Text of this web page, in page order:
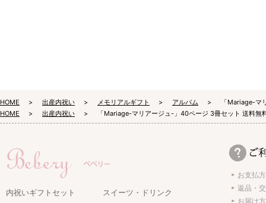
HOME 出産内祝い メモリアルギフト アルバム
「Mariage-マ
HOME
出産内祝い 「Mariage-マリアージュ-」40ページ 3冊セット 送料無
内祝いギフトセット
スイーツ・ドリンク
お支払
返品・
お届け